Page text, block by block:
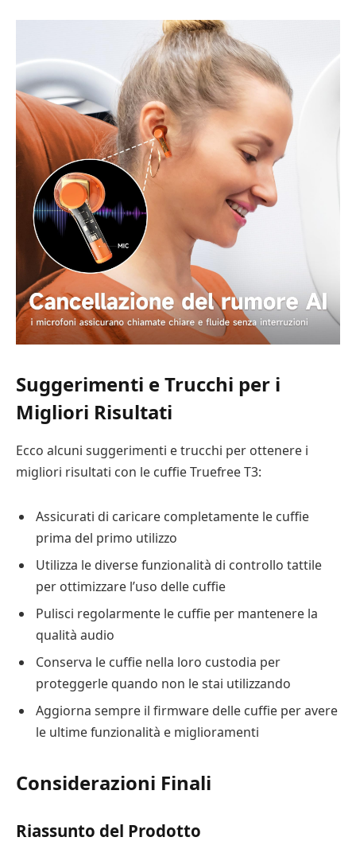
Suggerimenti e Trucchi per i
Migliori Risultati
Ecco alcuni suggerimenti e trucchi per ottenere i
migliori risultati con le cuffie Truefree T3:
Assicurati di caricare completamente le cuffie
prima del primo utilizzo
Utilizza le diverse funzionalità di controllo tattile
per ottimizzare l’uso delle cuffie
Pulisci regolarmente le cuffie per mantenere la
qualità audio
Conserva le cuffie nella loro custodia per
proteggerle quando non le stai utilizzando
Aggiorna sempre il firmware delle cuffie per avere
le ultime funzionalità e miglioramenti
Considerazioni Finali
Riassunto del Prodotto